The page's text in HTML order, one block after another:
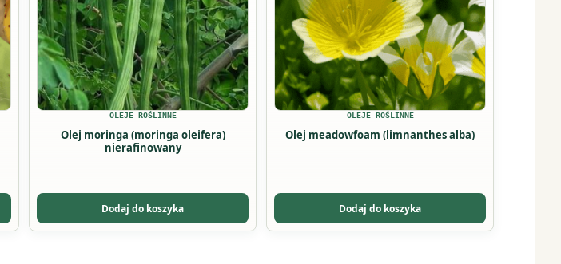
OLEJE ROŚLINNE
Olej moringa (moringa oleifera)
nierafinowany
Dodaj do koszyka
można
wybrać
na
stronie
produktu
OLEJE ROŚLINNE
Olej meadowfoam (limnanthes alba)
Dodaj do koszyka
można
wybrać
na
stronie
produktu